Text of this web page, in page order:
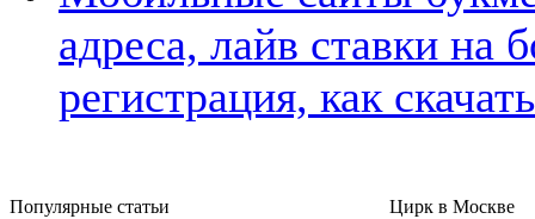
адреса, лайв ставки на
регистрация, как
Популярные cтатьи
Цирк в Москве